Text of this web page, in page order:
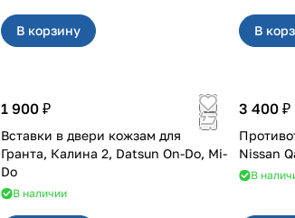
В корзину В
1 900 ₽
Вставки в двери кожзам для
Гранта, Калина 2, Datsun On-Do, Mi-
Do
В наличии
3 400 ₽
Nissan
В